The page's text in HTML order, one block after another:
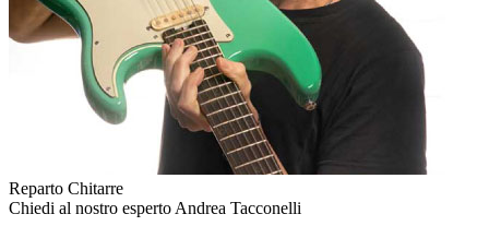
Reparto Chitarre
Chiedi al nostro espertoAndrea Tacconelli